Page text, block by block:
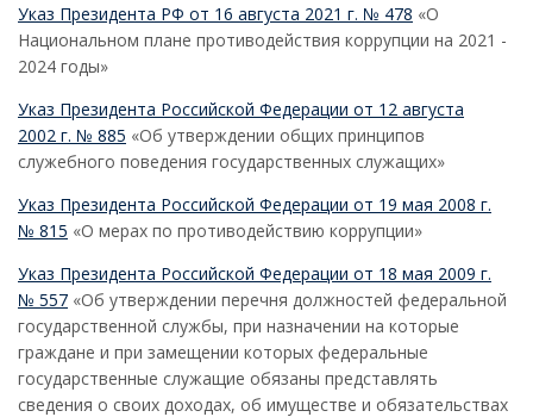
Указ Президента РФ от 16 августа 2021 г. № 478 «О
Национальном плане противодействия коррупции на 2021 -
2024 годы»
Указ Президента Российской Федерации от 12 августа
2002 г. № 885 «Об утверждении общих принципов
служебного поведения государственных служащих»
Указ Президента Российской Федерации от 19 мая 2008 г.
№ 815 «О мерах по противодействию коррупции»
Указ Президента Российской Федерации от 18 мая 2009 г.
№ 557 «Об утверждении перечня должностей федеральной
государственной службы, при назначении на которые
граждане и при замещении которых федеральные
государственные служащие обязаны представлять
сведения о своих доходах, об имуществе и обязательствах